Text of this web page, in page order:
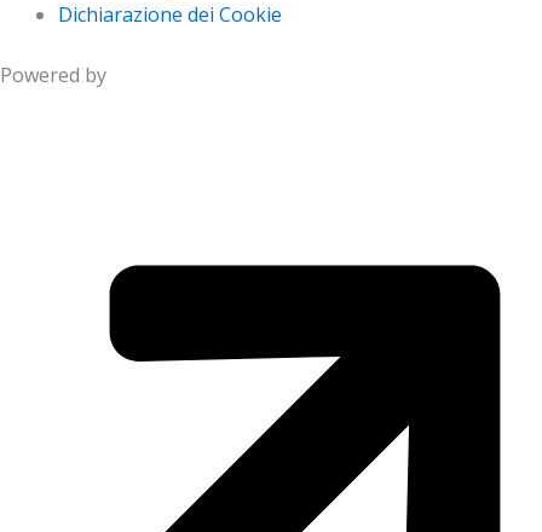
Dichiarazione dei Cookie
Powered by